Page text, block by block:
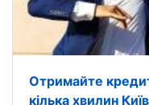
Отримайте
кілька хвилин Київ